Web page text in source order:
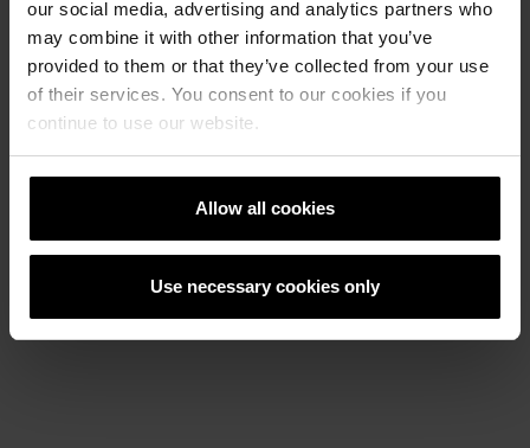
our social media, advertising and analytics partners who
may combine it with other information that you’ve
provided to them or that they’ve collected from your use
of their services. You consent to our cookies if you
continue to use our website.
Allow all cookies
Use necessary cookies only
Option„Downloads“herunterladen.
Bitte beachten Sie, dass die nachfolgend
gezeigte Textur digital erstellt wurde und
daher vom oben dargestellten Stapelbild
abweichen kann.